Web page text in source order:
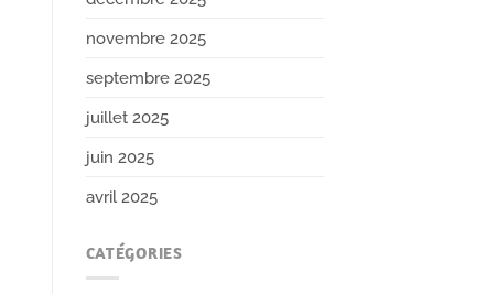
novembre 2025
septembre 2025
juillet 2025
juin 2025
avril 2025
CATÉGORIES